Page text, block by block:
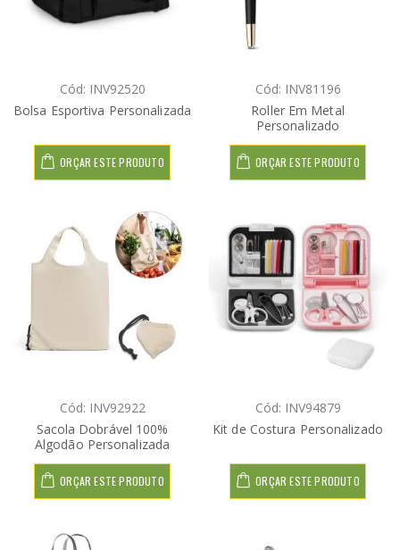
Cód: INV92520
Bolsa Esportiva Personalizada
ORÇAR ESTE PRODUTO
Cód: INV81196
Roller Em Metal
Personalizado
ORÇAR ESTE PRODUTO
Cód: INV92922
Sacola Dobrável 100%
Algodão Personalizada
ORÇAR ESTE PRODUTO
Cód: INV94879
Kit de Costura Personalizado
ORÇAR ESTE PRODUTO